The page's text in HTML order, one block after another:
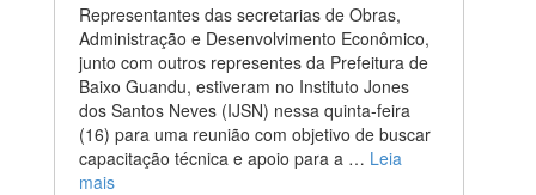
Representantes das secretarias de Obras,
Administração e Desenvolvimento Econômico,
junto com outros representes da Prefeitura de
Baixo Guandu, estiveram no Instituto Jones
dos Santos Neves (IJSN) nessa quinta-feira
(16) para uma reunião com objetivo de buscar
capacitação técnica e apoio para a … Leia
mais